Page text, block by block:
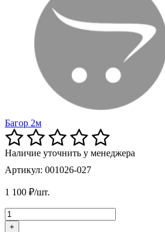
Багор 2м
Наличие уточнить у менеджера
Артикул: 001026-027
1 100 ₽/шт.
+